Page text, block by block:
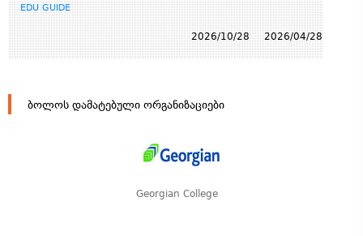
EDU GUIDE
2026/04/28
2026/10/28
ბოლოს დამატებული ორგანიზაციები
Georgian College